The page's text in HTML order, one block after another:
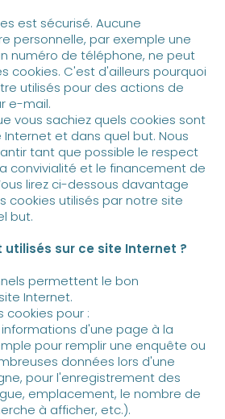
est sécurisé. Aucune
personnelle, par exemple une
numéro de téléphone, ne peut
cookies. C'est d'ailleurs pourquoi
utilisés pour des actions de
e-mail.
vous sachiez quels cookies sont
et dans quel but. Nous
tant que possible le respect
convivialité et le financement de
lirez ci-dessous davantage
cookies utilisés par notre site
but.
utilisés sur ce site Internet ?
permettent le bon
Internet.
cookies pour :
d'une page à la
pour remplir une enquête ou
données lors d'une
pour l'enregistrement des
emplacement, le nombre de
à afficher, etc.).